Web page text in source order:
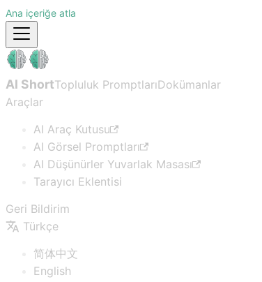
Ana içeriğe atla
AI ShortTopluluk PromptlarıDokümanlar
Araçlar
AI Araç Kutusu
AI Görsel Promptları
AI Düşünürler Yuvarlak Masası
Tarayıcı Eklentisi
Geri Bildirim
Türkçe
简体中文
English